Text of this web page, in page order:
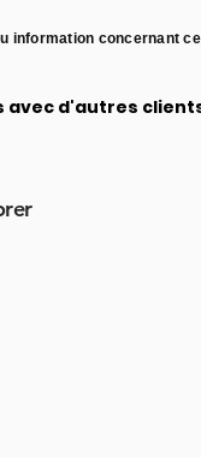
information concernant
avec d'autres